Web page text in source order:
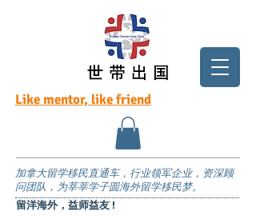
Like mentor, like friend
加拿大留学移民直通车，行业领军企业，资深顾
问团队，为莘莘学子圆海外留学移民梦。
留洋海外，益师益友 !